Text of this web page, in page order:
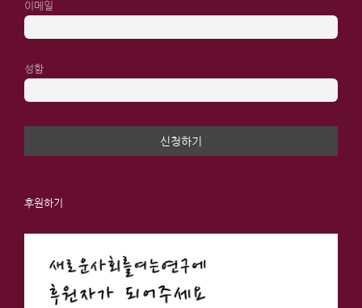
이메일
성함
후원하기